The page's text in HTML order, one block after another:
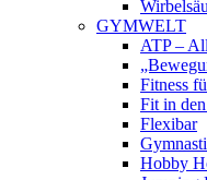
GYMWELT
ATP –
Fitness
Fit in
Flexibar
Hobby